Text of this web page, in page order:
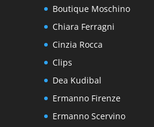
Boutique Moschino
Chiara Ferragni
Cinzia Rocca
Clips
Dea Kudibal
Ermanno Firenze
Ermanno Scervino